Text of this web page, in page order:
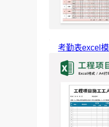
考勤表excel